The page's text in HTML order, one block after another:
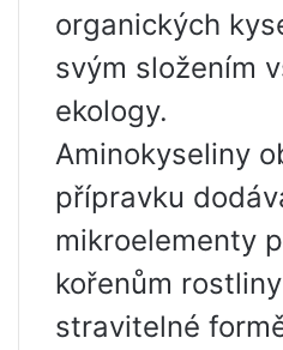
organických
svým složením
ekology.
Aminokyseliny
přípravku
mikroelementy
kořenům
stravitelné